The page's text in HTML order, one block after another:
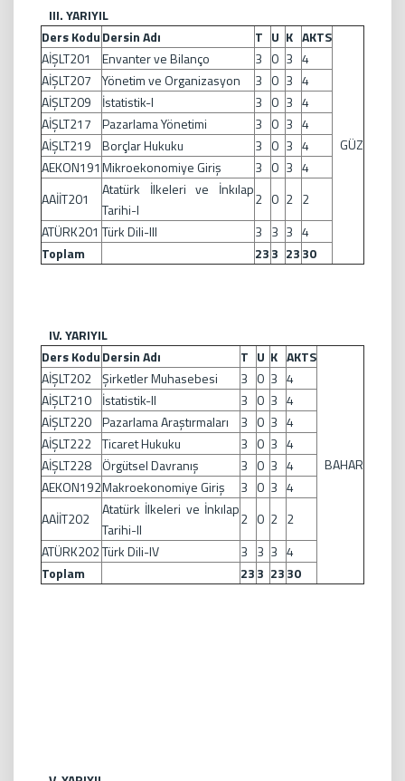
III. YARIYIL
Ders KoduDersin Adı T U K AKTS
GÜZ
AİŞLT201 Envanter ve Bilanço 3 0 3 4
AİŞLT207
Yönetim ve Organizasyon 3 0 3 4
AİŞLT209
İstatistik-I 3 0 3 4
AİŞLT217
Pazarlama Yönetimi 3 0 3 4
AİŞLT219
Borçlar Hukuku 3 0 3 4
AEKON191Mikroekonomiye Giriş 3 0 3 4
AAİİT201
Atatürk İlkeleri ve İnkılap
Tarihi-I
2 0 2 2
ATÜRK201 Türk Dili-III 3 3 3 4
Toplam
233 2330
IV. YARIYIL
Ders KoduDersin Adı T U K AKTS
BAHAR
AİŞLT202 Şirketler Muhasebesi 3 0 3 4
AİŞLT210
İstatistik-II 3 0 3 4
AİŞLT220 Pazarlama Araştırmaları 3 0 3 4
AİŞLT222 Ticaret Hukuku 3 0 3 4
AİŞLT228
Örgütsel Davranış 3 0 3 4
AEKON192Makroekonomiye Giriş 3 0 3 4
AAİİT202
Atatürk İlkeleri ve İnkılap
Tarihi-II
2 0 2 2
ATÜRK202Türk Dili-IV 3 3 3 4
Toplam
233 2330